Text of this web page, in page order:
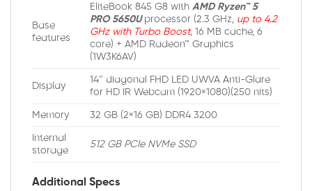
Base
features
EliteBook 845 G8 withAMD Ryzen™ 5
PRO 5650Uprocessor (2.3 GHz, up to 4.2
GHz with Turbo Boost, 16 MB cache, 6
core) + AMD Radeon™ Graphics
(1W3K6AV)
Display
14″ diagonal FHD LED UWVA Anti-Glare
for HD IR Webcam (1920×1080)(250 nits)
Memory 32 GB (2×16 GB) DDR4 3200
Internal
storage
512 GB PCIe NVMe SSD
Additional Specs